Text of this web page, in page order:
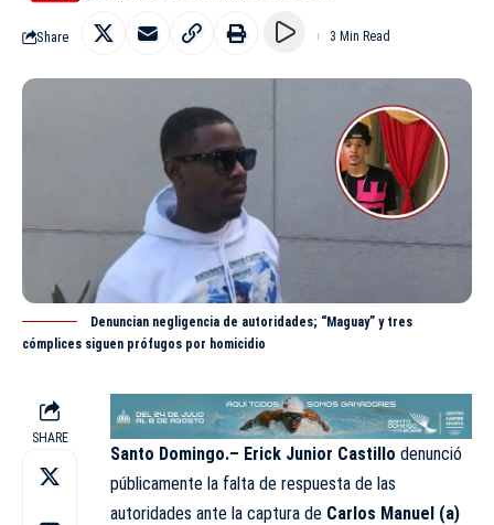
Share 3 Min Read
Denuncian negligencia de autoridades; “Maguay” y tres
cómplices siguen prófugos por homicidio
SHARE
Santo Domingo.– Erick Junior Castillo denunció
públicamente la falta de respuesta de las
autoridades ante la captura de Carlos Manuel (a)